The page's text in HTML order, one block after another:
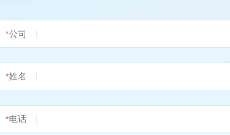
*公司
*姓名
*电话